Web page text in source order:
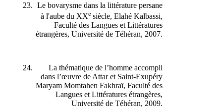
Le bovarysme dans la littérature persane
à l'aube du XXesiècle, Elahé Kalbassi,
Faculté des Langues et Littératures
étrangères, Université de Téhéran, 2007.
La thématique de l’homme accompli
dans l’œuvre de Attar et Saint-Exupéry
Maryam Momtahen Fakhraï, Faculté des
Langues et Littératures étrangères,
Université de Téhéran, 2009.